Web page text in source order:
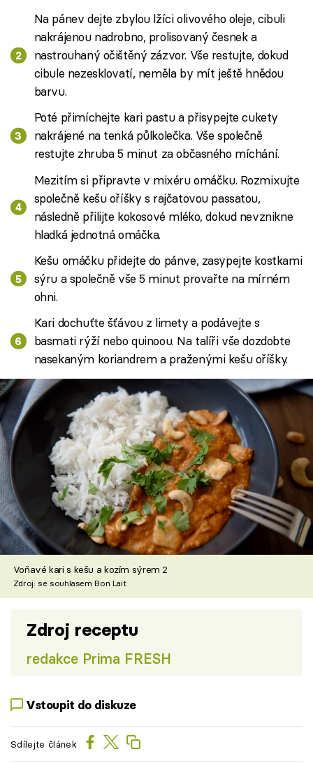
Na pánev dejte zbylou lžíci olivového oleje, cibuli
nakrájenou nadrobno, prolisovaný česnek a
nastrouhaný očištěný zázvor. Vše restujte, dokud
cibule nezesklovatí, neměla by mít ještě hnědou
barvu.
Poté přimíchejte kari pastu a přisypejte cukety
nakrájené na tenká půlkolečka. Vše společně
restujte zhruba 5 minut za občasného míchání.
Mezitím si připravte v mixéru omáčku. Rozmixujte
společně kešu oříšky s rajčatovou passatou,
následně přilijte kokosové mléko, dokud nevznikne
hladká jednotná omáčka.
Kešu omáčku přidejte do pánve, zasypejte kostkami
sýru a společně vše 5 minut provařte na mírném
ohni.
Kari dochuťte šťávou z limety a podávejte s
basmati rýží nebo quinoou. Na talíři vše dozdobte
nasekaným koriandrem a praženými kešu oříšky.
Voňavé kari s kešu a kozím sýrem 2
Zdroj: se souhlasem Bon Lait
Zdroj receptu
redakce Prima FRESH
Vstoupit do diskuze
Sdílejte článek